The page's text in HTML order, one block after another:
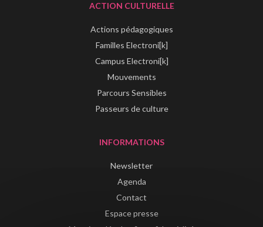
ACTION CULTURELLE
Actions pédagogiques
Familles Electroni[k]
Campus Electroni[k]
Mouvements
Parcours Sensibles
Passeurs de culture
INFORMATIONS
Newsletter
Agenda
Contact
Espace presse